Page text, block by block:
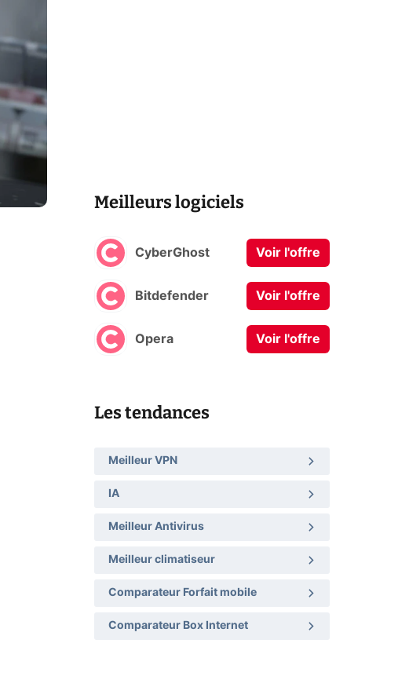
Meilleurs logiciels
CyberGhost Voir l'offre
Bitdefender Voir l'offre
Opera Voir l'offre
Les tendances
Meilleur VPN
IA
Meilleur Antivirus
Meilleur climatiseur
Comparateur Forfait mobile
Comparateur Box Internet